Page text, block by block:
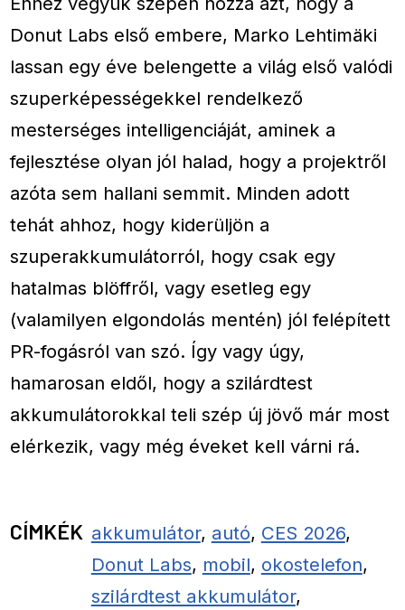
Donut Labs első embere, Marko Lehtimäki
lassan egy éve belengette a világ első valódi
szuperképességekkel rendelkező
mesterséges intelligenciáját, aminek a
fejlesztése olyan jól halad, hogy a projektről
azóta sem hallani semmit. Minden adott
tehát ahhoz, hogy kiderüljön a
szuperakkumulátorról, hogy csak egy
hatalmas blöffről, vagy esetleg egy
(valamilyen elgondolás mentén) jól felépített
PR-fogásról van szó. Így vagy úgy,
hamarosan eldől, hogy a szilárdtest
akkumulátorokkal teli szép új jövő már most
elérkezik, vagy még éveket kell várni rá.
CÍMKÉK akkumulátor, autó, CES 2026,
Donut Labs, mobil, okostelefon,
szilárdtest akkumulátor,